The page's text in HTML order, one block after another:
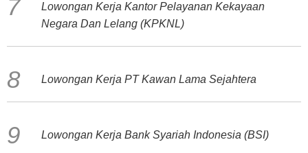
Lowongan Kerja Kantor Pelayanan Kekayaan
Negara Dan Lelang (KPKNL)
Lowongan Kerja PT Kawan Lama Sejahtera
Lowongan Kerja Bank Syariah Indonesia (BSI)